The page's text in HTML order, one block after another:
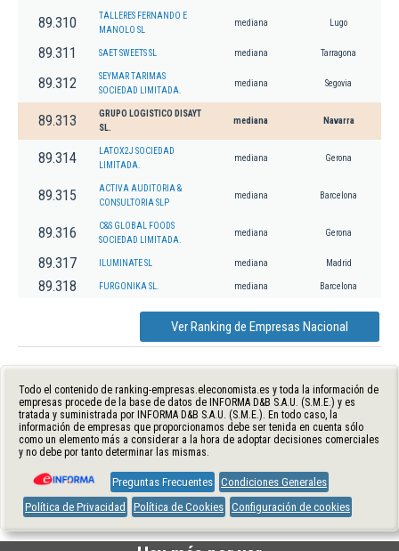
89.310
TALLERES FERNANDO E
MANOLO SL
mediana Lugo
89.311 SAET SWEETS SL mediana Tarragona
89.312
SEYMAR TARIMAS
SOCIEDAD LIMITADA.
mediana Segovia
89.313
GRUPO LOGISTICO DISAYT
SL.
mediana Navarra
89.314
LATOX2J SOCIEDAD
LIMITADA.
mediana Gerona
89.315
ACTIVA AUDITORIA &
CONSULTORIA SLP
mediana Barcelona
89.316
C&S GLOBAL FOODS
SOCIEDAD LIMITADA.
mediana Gerona
89.317 ILUMINATE SL mediana Madrid
89.318 FURGONIKA SL. mediana Barcelona
Ver Ranking de Empresas Nacional
Todo el contenido de ranking-empresas.eleconomista.es y toda la información de
empresas procede de la base de datos de INFORMA D&B S.A.U. (S.M.E.) y es
tratada y suministrada por INFORMA D&B S.A.U. (S.M.E.). En todo caso, la
información de empresas que proporcionamos debe ser tenida en cuenta sólo
como un elemento más a considerar a la hora de adoptar decisiones comerciales
y no debe por tanto determinar las mismas.
Preguntas Frecuentes Condiciones Generales
Política de Privacidad
Política de Cookies Configuración de cookies